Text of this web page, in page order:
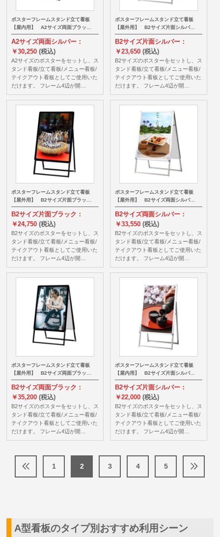
ポスターフレームスタンド立て看板
【屋内用】 A2サイズ両面ブラッ…
A2サイズ両面シルバー：
￥30,250(税込)
A2サイズのポスターをセットし、ス
タンド看板/立て看板/メニュー看板/
テイクアウト看板としてご使用いた
だけます。 フレーム4辺が開…
ポスターフレームスタンド立て看板
【屋外用】 B2サイズ片面シルバ…
B2サイズ片面シルバー：
￥23,650 (税込)
B2サイズのポスターをセットし、ス
タンド看板/立て看板/メニュー看板/
テイクアウト看板としてご使用いた
だけます。 フレーム4辺が開…
ポスターフレームスタンド立て看板
【屋外用】 B2サイズ片面ブラッ…
B2サイズ片面ブラック：
￥24,750(税込)
B2サイズのポスターをセットし、ス
タンド看板/立て看板/メニュー看板/
テイクアウト看板としてご使用いた
だけます。 フレーム4辺が開…
ポスターフレームスタンド立て看板
【屋外用】 B2サイズ両面シルバ…
B2サイズ両面シルバー：
￥33,550 (税込)
B2サイズのポスターをセットし、ス
タンド看板/立て看板/メニュー看板/
テイクアウト看板としてご使用いた
だけます。 フレーム4辺が開…
ポスターフレームスタンド立て看板
【屋外用】 B2サイズ両面ブラッ…
B2サイズ両面ブラック：
￥35,200(税込)
B2サイズのポスターをセットし、ス
タンド看板/立て看板/メニュー看板/
テイクアウト看板としてご使用いた
だけます。 フレーム4辺が開…
ポスターフレームスタンド立て看板
【屋内用】 B2サイズ片面シルバ…
B2サイズ片面シルバー：
￥22,000 (税込)
B2サイズのポスターをセットし、ス
タンド看板/立て看板/メニュー看板/
テイクアウト看板としてご使用いた
だけます。 フレーム4辺が開…
1 2 3 4 5
A型看板のタイプ別おすすめ利用シーン